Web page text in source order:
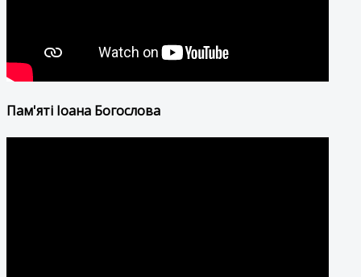
Пам'яті Іоана Богослова